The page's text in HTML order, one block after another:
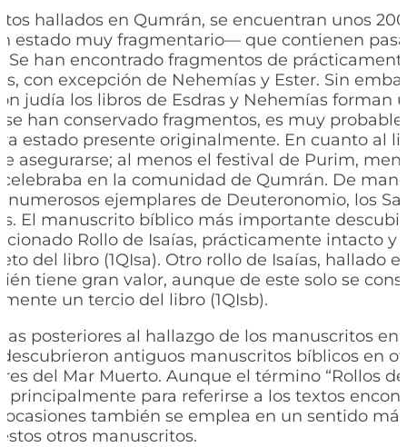
hallados en Qumrán, se encuentran unos
estado muy fragmentario— que contienen
Se han encontrado fragmentos de
con excepción de Nehemías y Ester. Sin
judía los libros de Esdras y Nehemías forman
se han conservado fragmentos, es muy
estado presente originalmente. En cuanto al
asegurarse; al menos el festival de Purim,
celebraba en la comunidad de Qumrán. De
numerosos ejemplares de Deuteronomio, los
El manuscrito bíblico más importante
Rollo de Isaías, prácticamente intacto y
del libro (1QIsa). Otro rollo de Isaías, hallado
tiene gran valor, aunque de este solo se
un tercio del libro (1QIsb).
posteriores al hallazgo de los manuscritos en
antiguos manuscritos bíblicos en
del Mar Muerto. Aunque el término “Rollos
principalmente para referirse a los textos
ocasiones también se emplea en un sentido
otros manuscritos.